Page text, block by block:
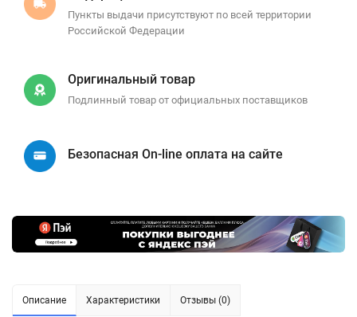
Пункты выдачи присутствуют по всей территории
Российской Федерации
Оригинальный товар
Подлинный товар от официальных поставщиков
Безопасная On-line оплата на сайте
Описание Характеристики Отзывы (0)